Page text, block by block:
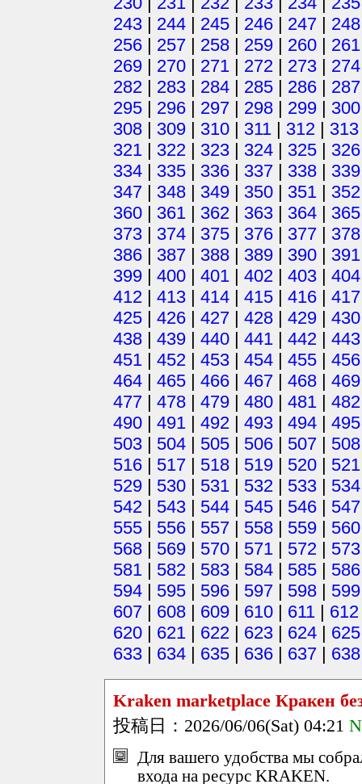
243 | 244 | 245 | 246 | 247 | 248
256 | 257 | 258 | 259 | 260 | 261
269 | 270 | 271 | 272 | 273 | 274
282 | 283 | 284 | 285 | 286 | 287
295 | 296 | 297 | 298 | 299 | 300
308 | 309 | 310 | 311 | 312 | 313
321 | 322 | 323 | 324 | 325 | 326
334 | 335 | 336 | 337 | 338 | 339
347 | 348 | 349 | 350 | 351 | 352
360 | 361 | 362 | 363 | 364 | 365
373 | 374 | 375 | 376 | 377 | 378
386 | 387 | 388 | 389 | 390 | 391
399 | 400 | 401 | 402 | 403 | 404
412 | 413 | 414 | 415 | 416 | 417
425 | 426 | 427 | 428 | 429 | 430
438 | 439 | 440 | 441 | 442 | 443
451 | 452 | 453 | 454 | 455 | 456
464 | 465 | 466 | 467 | 468 | 469
477 | 478 | 479 | 480 | 481 | 482
490 | 491 | 492 | 493 | 494 | 495
503 | 504 | 505 | 506 | 507 | 508
516 | 517 | 518 | 519 | 520 | 521
529 | 530 | 531 | 532 | 533 | 534
542 | 543 | 544 | 545 | 546 | 547
555 | 556 | 557 | 558 | 559 | 560
568 | 569 | 570 | 571 | 572 | 573
581 | 582 | 583 | 584 | 585 | 586
594 | 595 | 596 | 597 | 598 | 599
607 | 608 | 609 | 610 | 611 | 612
620 | 621 | 622 | 623 | 624 | 625
633 | 634 | 635 | 636 | 637 | 638
Kraken marketplace Кракен
投稿日：2026/06/06(Sat) 04:21
Для вашего удобства мы
входа на ресурс KRAKEN.